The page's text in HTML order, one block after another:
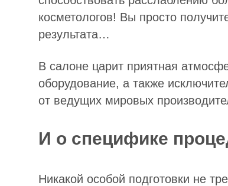
косметологов! Вы просто
результата…
В салоне царит приятная
оборудование, а также
от ведущих мировых
И о специфике
Никакой особой подготовки не